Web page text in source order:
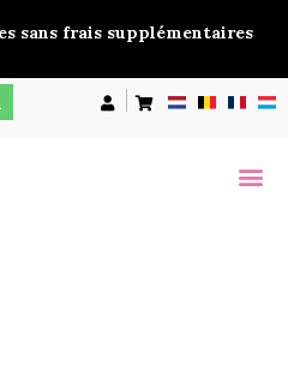
sans frais supplémentaires